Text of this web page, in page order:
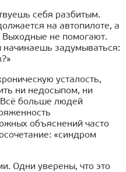
себя разбитым.
на автопилоте, а
Выходные не помогают.
начинаешь задумываться:
усталость,
ни недосыпом, ни
больше людей
объяснений часто
«синдром
Одни уверены, что это